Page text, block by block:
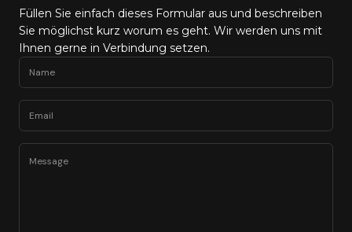
Füllen Sie einfach dieses Formular aus und beschreiben
Sie möglichst kurz worum es geht. Wir werden uns mit
Ihnen gerne in Verbindung setzen.